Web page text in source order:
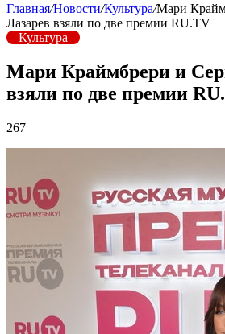
Главная/Новости/Культура/Мари
Лазарев взяли по две премии RU.TV
Культура
Мари Краймбрери и
взяли по две премии
267